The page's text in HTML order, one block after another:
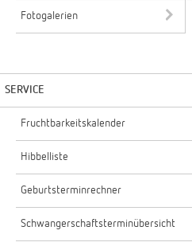
Fotogalerien
SERVICE
Fruchtbarkeitskalender
Hibbelliste
Geburtsterminrechner
Schwangerschaftsterminübersicht